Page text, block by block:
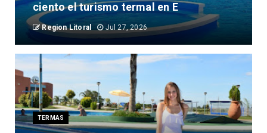
ciento el turismo termal en E
Region Litoral Jul 27, 2026
TERMAS